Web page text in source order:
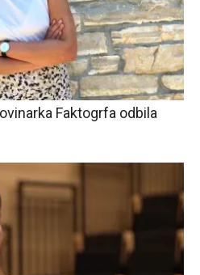
Faktogrfa odbila